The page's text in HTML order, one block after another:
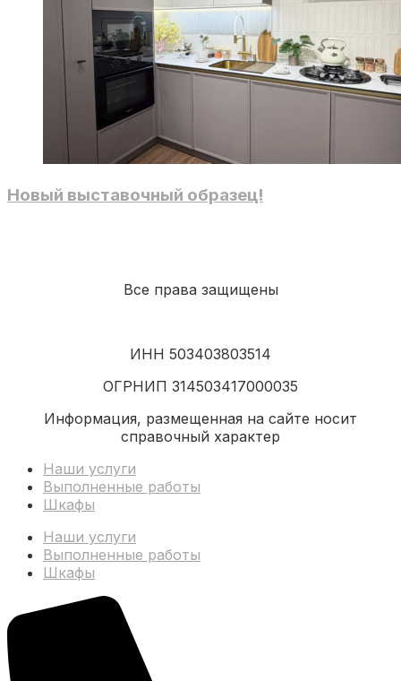
Новый выставочный образец!
Все права защищены
ИНН 503403803514
ОГРНИП 314503417000035
Информация, размещенная на сайте носит
справочный характер
Наши услуги
Выполненные работы
Шкафы
Наши услуги
Выполненные работы
Шкафы